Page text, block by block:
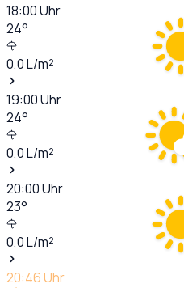
18:00Uhr
24°
0,0L/m²
19:00Uhr
24°
0,0L/m²
20:00Uhr
23°
0,0L/m²
20:46Uhr